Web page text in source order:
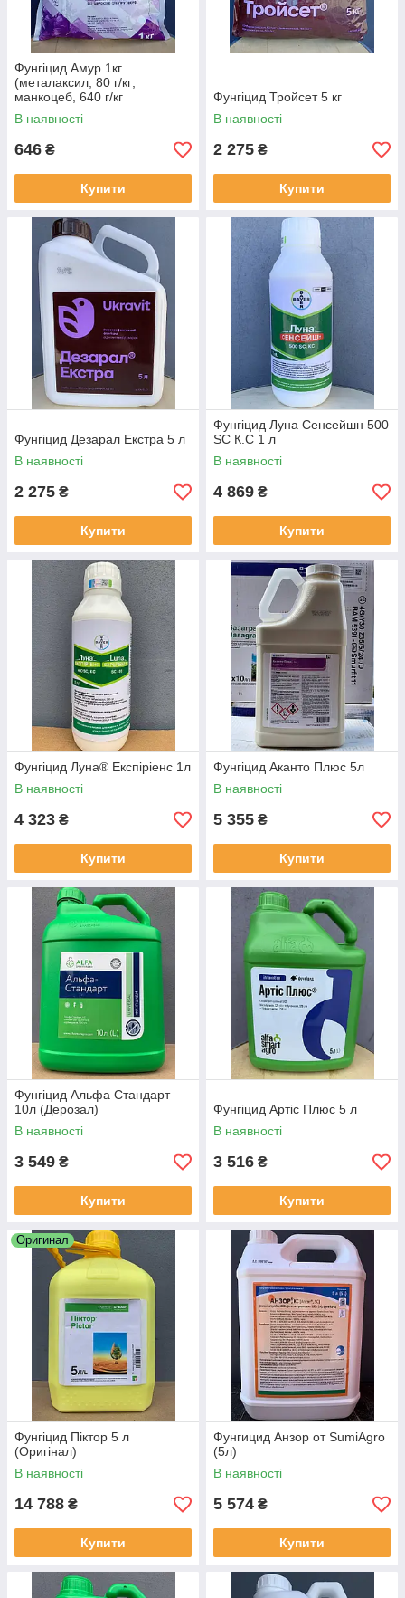
Фунгіцид Амур 1кг
(металаксил, 80 г/кг;
манкоцеб, 640 г/кг
В наявності
646 ₴
Купити
Фунгіцид Тройсет 5 кг
В наявності
2 275 ₴
Купити
Фунгіцид Дезарал Екстра 5 л
В наявності
2 275 ₴
Купити
Фунгіцид Луна Сенсейшн 500
SС К.С 1 л
В наявності
4 869 ₴
Купити
Фунгіцид Луна® Експіріенс 1л
В наявності
4 323 ₴
Купити
Фунгіцид Аканто Плюс 5л
В наявності
5 355 ₴
Купити
Фунгіцид Альфа Стандарт
10л (Дерозал)
В наявності
3 549 ₴
Купити
Фунгіцид Артіс Плюс 5 л
В наявності
3 516 ₴
Купити
Оригинал
Фунгіцид Піктор 5 л
(Оригінал)
В наявності
14 788 ₴
Купити
Фунгицид Анзор от SumiAgro
(5л)
В наявності
5 574 ₴
Купити